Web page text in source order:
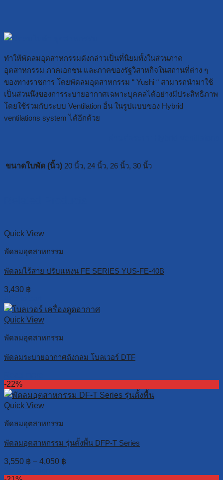
ทำให้พัดลมอุตสาหกรรมดังกล่าวเป็นที่นิยมทั้งในส่วนภาค
อุตสาหกรรม ภาคเอกชน และภาคของรัฐวิสาหกิจในสถานที่ต่าง ๆ
ของทางราชการ โดยพัดลมอุตสาหกรรม “ Yushi “ สามารถนำมาใช้
เป็นส่วนนึงของการระบายอากาศเฉพาะบุคคลได้อย่างมีประสิทธิภาพ
โดยใช้ร่วมกับระบบ Ventilation อื่น ในรูปแบบของ Hybrid
ventilations system ได้อีกด้วย
ขนาดใบพัด (นิ้ว) 20 นิ้ว, 24 นิ้ว, 26 นิ้ว, 30 นิ้ว
Quick View
พัดลมอุตสาหกรรม
พัดลมไร้สาย ปรับแหงน FE SERIES YUS-FE-40B
3,430 ฿
Quick View
พัดลมอุตสาหกรรม
พัดลมระบายอากาศถังกลม โบลเวอร์ DTF
-22%
Quick View
พัดลมอุตสาหกรรม
พัดลมอุตสาหกรรม รุ่นตั้งพื้น DFP-T Series
3,550 ฿ – 4,050 ฿